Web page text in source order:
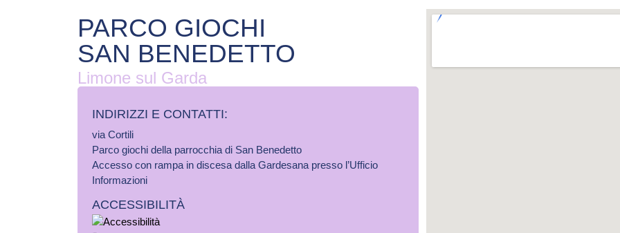
PARCO GIOCHI
SAN BENEDETTO
Limone sul Garda
INDIRIZZI E CONTATTI:​
via Cortili
Parco giochi della parrocchia di San Benedetto
Accesso con rampa in discesa dalla Gardesana presso l’Ufficio
Informazioni
ACCESSIBILITÀ